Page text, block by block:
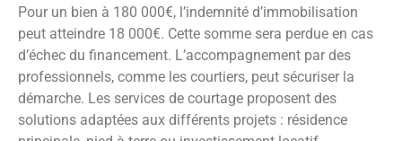
Pour un bien à 180 000€, l’indemnité d’immobilisation
peut atteindre 18 000€. Cette somme sera perdue en cas
d’échec du financement. L’accompagnement par des
professionnels, comme les courtiers, peut sécuriser la
démarche. Les services de courtage proposent des
solutions adaptées aux différents projets : résidence